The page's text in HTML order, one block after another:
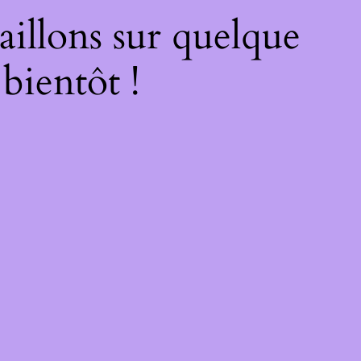
sur quelque
!